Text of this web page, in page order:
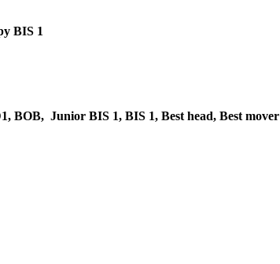
BIS 1
BOB, Junior BIS 1, BIS 1, Best head, Best mover